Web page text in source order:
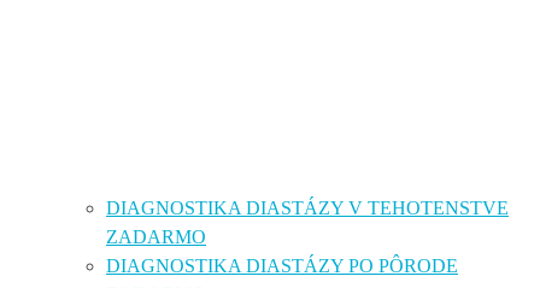
DIAGNOSTIKA DIASTÁZY V TEHOTENSTVE
ZADARMO
DIAGNOSTIKA DIASTÁZY PO PÔRODE